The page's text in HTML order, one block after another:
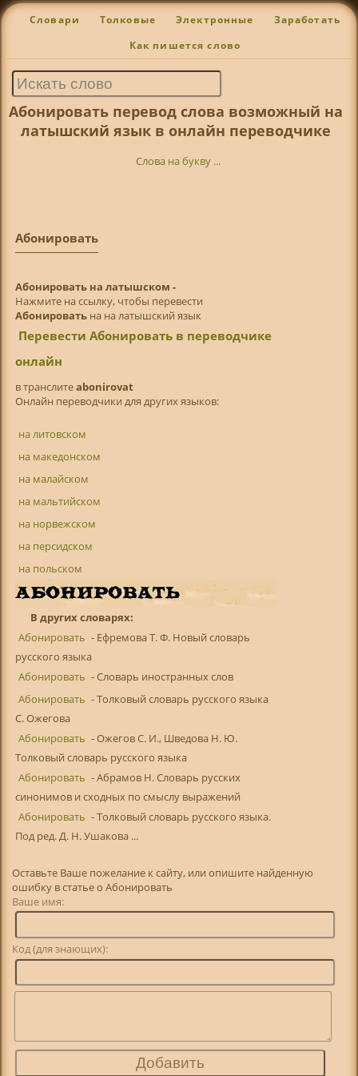
Словари Толковые Электронные Заработать
Как пишется слово
Абонировать перевод слова возможный на
латышский язык в онлайн переводчике
Слова на букву ...
Абонировать
Абонировать на латышском -
Нажмите на ссылку, чтобы перевести
Абонироватьна на латышский язык
Перевести Абонировать в переводчике
онлайн
в транслитeabonirovat
Онлайн переводчики для других языков:
на литовском
на македонском
на малайском
на мальтийском
на норвежском
на персидском
на польском
В других словарях:
Абонировать - Ефремова Т. Ф. Новый словарь
русского языка
Абонировать - Словарь иностранных слов
Абонировать - Толковый словарь русского языка
С. Ожегова
Абонировать - Ожегов С. И., Шведова Н. Ю.
Толковый словарь русского языка
Абонировать - Абрамов Н. Словарь русских
синонимов и сходных по смыслу выражений
Абонировать - Толковый словарь русского языка.
Под ред. Д. Н. Ушакова ...
Оставьте Ваше пожелание к сайту, или опишите найденную
ошибку в статье о Абонировать
Ваше имя:
Код (для знающих):